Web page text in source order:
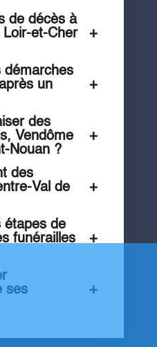
de décès à
Loir-et-Cher
+
démarches
un
+
des
Vendôme
Nouan ?
+
des
Val de
+
étapes de
funérailles
+
ses
+